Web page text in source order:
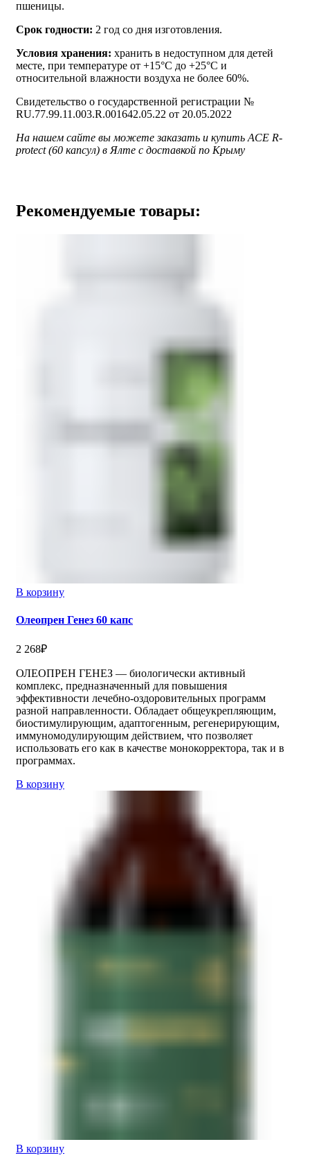
пшеницы.
Срок годности: 2 год со дня изготовления.
Условия хранения: хранить в недоступном для детей
месте, при температуре от +15°С до +25°С и
относительной влажности воздуха не более 60%.
Свидетельство о государственной регистрации №
RU.77.99.11.003.R.001642.05.22 от 20.05.2022
На нашем сайте вы можете заказать и купить ACE R-
protect (60 капсул) в Ялте с доставкой по Крыму
Рекомендуемые товары:
В корзину
Олеопрен Генез 60 капс
2 268₽
ОЛЕОПРЕН ГЕНЕЗ — биологически активный
комплекс, предназначенный для повышения
эффективности лечебно-оздоровительных программ
разной направленности. Обладает общеукрепляющим,
биостимулирующим, адаптогенным, регенерирующим,
иммуномодулирующим действием, что позволяет
использовать его как в качестве монокорректора, так и в
программах.
В корзину
В корзину